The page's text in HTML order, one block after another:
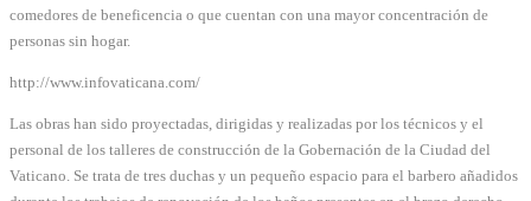
comedores de beneficencia o que cuentan con una mayor concentración de
personas sin hogar.
http://www.infovaticana.com/
Las obras han sido proyectadas, dirigidas y realizadas por los técnicos y el
personal de los talleres de construcción de la Gobernación de la Ciudad del
Vaticano. Se trata de tres duchas y un pequeño espacio para el barbero añadidos